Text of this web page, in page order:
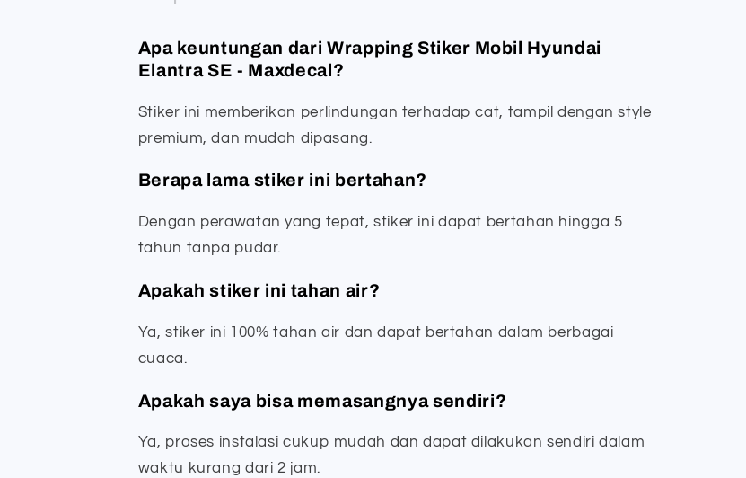
Apa keuntungan dari Wrapping Stiker Mobil Hyundai
Elantra SE - Maxdecal?
Stiker ini memberikan perlindungan terhadap cat, tampil dengan style
premium, dan mudah dipasang.
Berapa lama stiker ini bertahan?
Dengan perawatan yang tepat, stiker ini dapat bertahan hingga 5
tahun tanpa pudar.
Apakah stiker ini tahan air?
Ya, stiker ini 100% tahan air dan dapat bertahan dalam berbagai
cuaca.
Apakah saya bisa memasangnya sendiri?
Ya, proses instalasi cukup mudah dan dapat dilakukan sendiri dalam
waktu kurang dari 2 jam.